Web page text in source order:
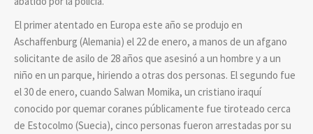
El primer atentado en Europa este año se produjo en
Aschaffenburg (Alemania) el 22 de enero, a manos de un afgano
solicitante de asilo de 28 años que asesinó a un hombre y a un
niño en un parque, hiriendo a otras dos personas. El segundo fue
el 30 de enero, cuando Salwan Momika, un cristiano iraquí
conocido por quemar coranes públicamente fue tiroteado cerca
de Estocolmo (Suecia), cinco personas fueron arrestadas por su